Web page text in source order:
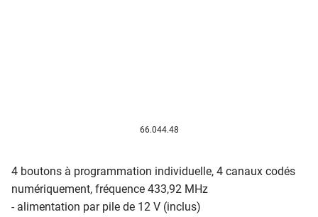
66.044.48
4 boutons à programmation individuelle, 4 canaux codés
numériquement, fréquence 433,92 MHz
- alimentation par pile de 12 V (inclus)